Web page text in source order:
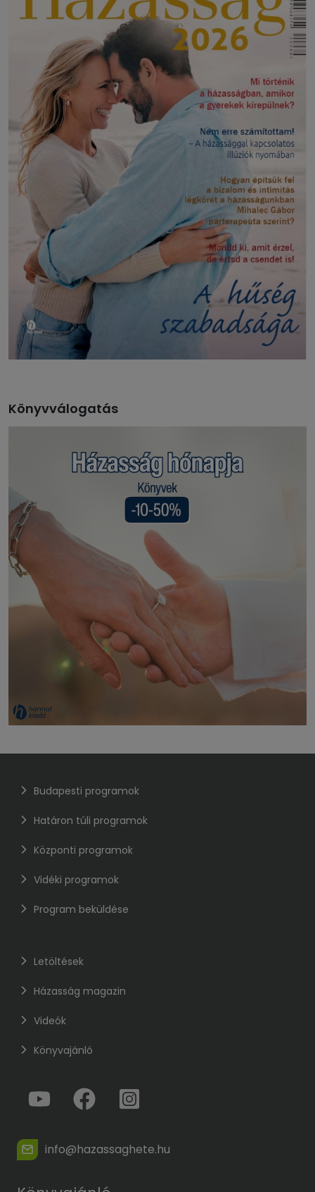
Könyvválogatás
Budapesti programok
Határon túli programok
Központi programok
Vidéki programok
Program beküldése
Letöltések
Házasság magazin
Videók
Könyvajánló
info@hazassaghete.hu